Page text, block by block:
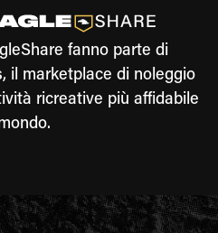
fanno parte di
il marketplace di noleggio
ricreative più affidabile